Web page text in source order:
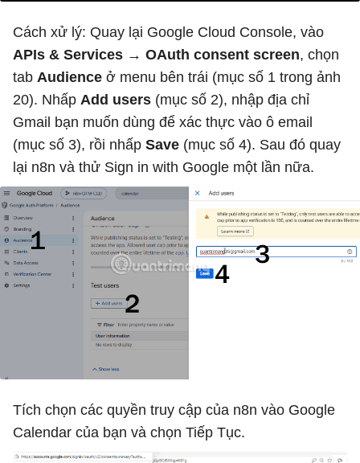
Cách xử lý: Quay lại Google Cloud Console, vào
APIs & Services → OAuth consent screen, chọn
tab Audience ở menu bên trái (mục số 1 trong ảnh
20). Nhấp Add users (mục số 2), nhập địa chỉ
Gmail bạn muốn dùng để xác thực vào ô email
(mục số 3), rồi nhấp Save (mục số 4). Sau đó quay
lại n8n và thử Sign in with Google một lần nữa.
Tích chọn các quyền truy cập của n8n vào Google
Calendar của bạn và chọn Tiếp Tục.